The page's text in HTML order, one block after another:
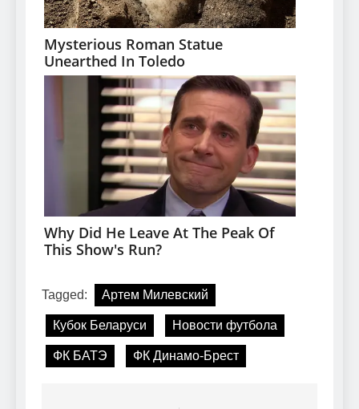
Tagged: Артем Милевский
Кубок Беларуси Новости футбола
ФК БАТЭ ФК Динамо-Брест